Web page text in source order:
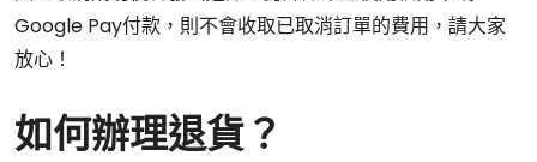
Google Pay付款，則不會收取已取消訂單的費用，請大家
放心！
如何辦理退貨？